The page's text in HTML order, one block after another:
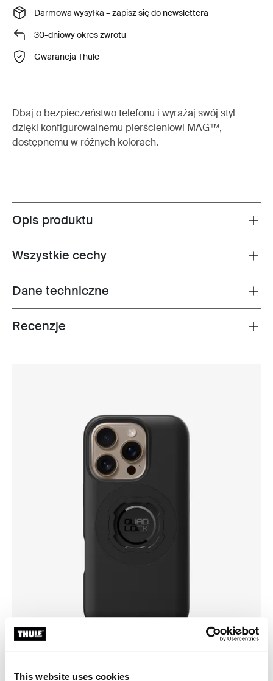
This website uses cookies
Darmowa wysyłka – zapisz się do newslettera
30-dniowy okres zwrotu
Gwarancja Thule
Dbaj o bezpieczeństwo telefonu i wyrażaj swój styl
dzięki konfigurowalnemu pierścieniowi MAG™,
dostępnemu w różnych kolorach.
Toggle overview
Opis produktu
Toggle features
Wszystkie cechy
Toggle techspec
Dane techniczne
Toggle overview
Recenzje